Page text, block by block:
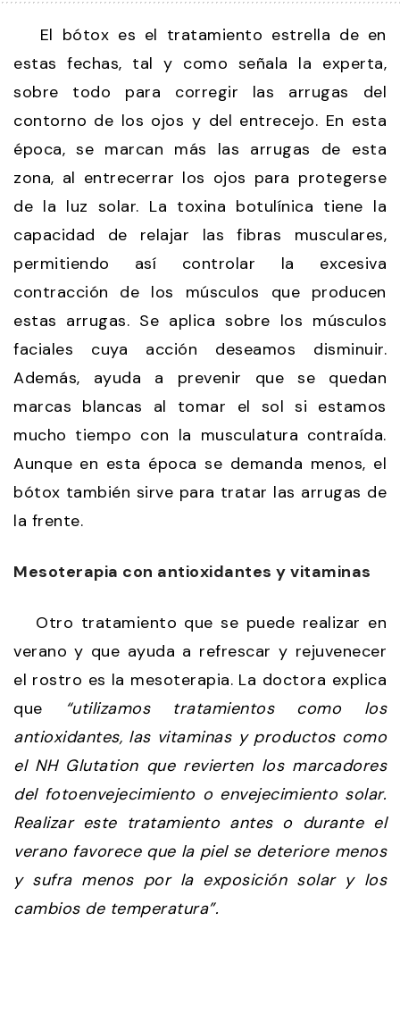
El bótox es el tratamiento estrella de en
estas fechas, tal y como señala la experta,
sobre todo para corregir las arrugas del
contorno de los ojos y del entrecejo. En esta
época, se marcan más las arrugas de esta
zona, al entrecerrar los ojos para protegerse
de la luz solar. La toxina botulínica tiene la
capacidad de relajar las fibras musculares,
permitiendo así controlar la excesiva
contracción de los músculos que producen
estas arrugas. Se aplica sobre los músculos
faciales cuya acción deseamos disminuir.
Además, ayuda a prevenir que se quedan
marcas blancas al tomar el sol si estamos
mucho tiempo con la musculatura contraída.
Aunque en esta época se demanda menos, el
bótox también sirve para tratar las arrugas de
la frente.
Mesoterapia con antioxidantes y vitaminas
Otro tratamiento que se puede realizar en
verano y que ayuda a refrescar y rejuvenecer
el rostro es la mesoterapia. La doctora explica
que
“utilizamos tratamientos como los
antioxidantes, las vitaminas y productos como
el NH Glutation que revierten los marcadores
del fotoenvejecimiento o envejecimiento solar.
Realizar este tratamiento antes o durante el
verano favorece que la piel se deteriore menos
y sufra menos por la exposición solar y los
cambios de temperatura”.